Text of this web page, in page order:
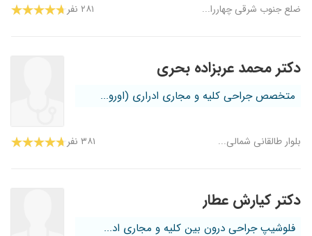
ضلع جنوب شرقی چهاررا... ۲۸۱ نفر
دکتر محمد عربزاده بحری
متخصص جراحی کلیه و مجاری ادراری (اورو...
بلوار طالقانی شمالی... ۳۸۱ نفر
دکتر کیارش عطار
فلوشیپ جراحی درون بین کلیه و مجاری اد...